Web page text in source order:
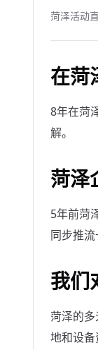
菏泽活动
在菏
8年在菏
解。
菏泽
5年前菏
同步推
我们
菏泽的
地和设